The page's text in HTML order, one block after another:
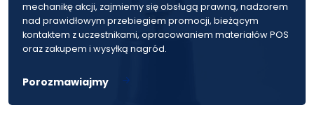
mechanikę akcji, zajmiemy się obsługą prawną, nadzorem
nad prawidłowym przebiegiem promocji, bieżącym
kontaktem z uczestnikami, opracowaniem materiałów POS
oraz zakupem i wysyłką nagród.
Porozmawiajmy